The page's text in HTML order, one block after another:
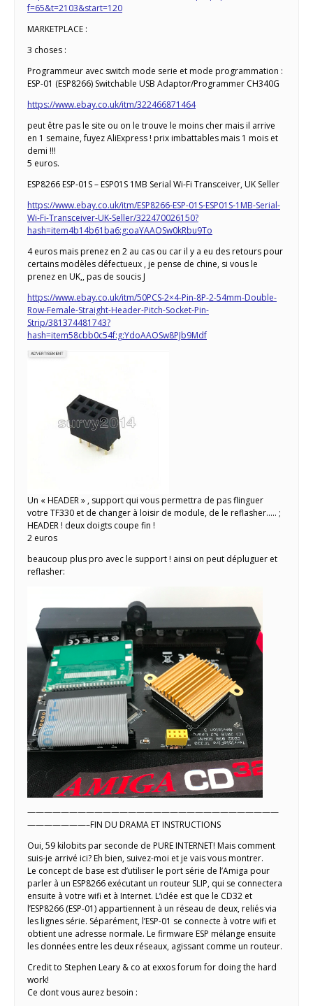
f=65&t=2103&start=120
MARKETPLACE :
3 choses :
Programmeur avec switch mode serie et mode programmation :
ESP-01 (ESP8266) Switchable USB Adaptor/Programmer CH340G
https://www.ebay.co.uk/itm/322466871464
peut être pas le site ou on le trouve le moins cher mais il arrive
en 1 semaine, fuyez AliExpress ! prix imbattables mais 1 mois et
demi !!!
5 euros.
ESP8266 ESP-01S – ESP01S 1MB Serial Wi-Fi Transceiver, UK Seller
https://www.ebay.co.uk/itm/ESP8266-ESP-01S-ESP01S-1MB-Serial-
Wi-Fi-Transceiver-UK-Seller/322470026150?
hash=item4b14b61ba6:g:oaYAAOSw0kRbu9To
4 euros mais prenez en 2 au cas ou car il y a eu des retours pour
certains modèles défectueux , je pense de chine, si vous le
prenez en UK,, pas de soucis J
https://www.ebay.co.uk/itm/50PCS-2×4-Pin-8P-2-54mm-Double-
Row-Female-Straight-Header-Pitch-Socket-Pin-
Strip/381374481743?
hash=item58cbb0c54f:g:YdoAAOSw8PJb9Mdf
Un « HEADER » , support qui vous permettra de pas flinguer
votre TF330 et de changer à loisir de module, de le reflasher….. ;
HEADER ! deux doigts coupe fin !
2 euros
beaucoup plus pro avec le support ! ainsi on peut dépluguer et
reflasher:
——————————————————————————————
———————–FIN DU DRAMA ET INSTRUCTIONS
Oui, 59 kilobits par seconde de PURE INTERNET! Mais comment
suis-je arrivé ici? Eh bien, suivez-moi et je vais vous montrer.
Le concept de base est d’utiliser le port série de l’Amiga pour
parler à un ESP8266 exécutant un routeur SLIP, qui se connectera
ensuite à votre wifi et à Internet. L’idée est que le CD32 et
l’ESP8266 (ESP-01) appartiennent à un réseau de deux, reliés via
les lignes série. Séparément, l’ESP-01 se connecte à votre wifi et
obtient une adresse normale. Le firmware ESP mélange ensuite
les données entre les deux réseaux, agissant comme un routeur.
Credit to Stephen Leary & co at exxos forum for doing the hard
work!
Ce dont vous aurez besoin :